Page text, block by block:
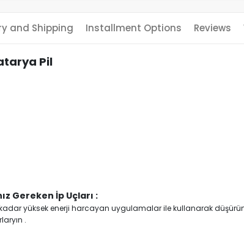
and Shipping Installment Options Reviews
Pil
Gereken İp Uçları :
kadar yüksek enerji harcayan uygulamalar ile kullanarak
.